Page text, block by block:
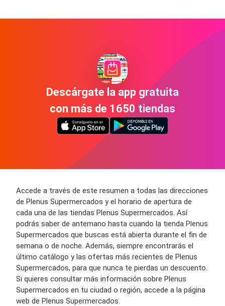
Descárgate la app gratuita
con más de 1650 tiendas
Accede a través de este resumen a todas las direcciones
de Plenus Supermercados y el horario de apertura de
cada una de las tiendas Plenus Supermercados. Así
podrás saber de antemano hasta cuando la tienda Plenus
Supermercados que buscas está abierta durante el fin de
semana o de noche. Además, siempre encontrarás el
último catálogo y las ofertas más recientes de Plenus
Supermercados, para que nunca te pierdas un descuento.
Si quieres consultar más información sobre Plenus
Supermercados en tu ciudad o región, accede a la página
web de Plenus Supermercados.